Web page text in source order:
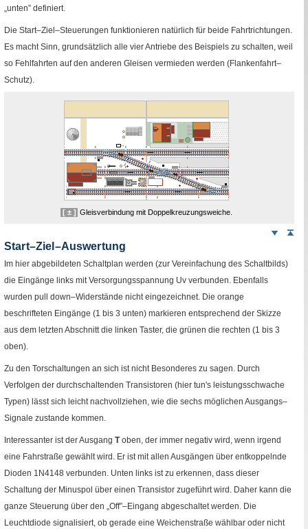
„unten” definiert.
Die Start–Ziel–Steuerungen funktionieren natürlich für beide Fahrtrichtungen.
Es macht Sinn, grundsätzlich alle vier Antriebe des Beispiels zu schalten, weil
so Fehlfahrten auf den anderen Gleisen vermieden werden (Flankenfahrt–
Schutz).
[ ± ] Gleisverbindung mit Doppelkreuzungsweiche.
Weiter
Start–Ziel–Auswertung
Im hier abgebildeten Schaltplan werden (zur Vereinfachung des Schaltbilds)
die Eingänge links mit Versorgungsspannung Uv verbunden. Ebenfalls
wurden pull down–Widerstände nicht eingezeichnet. Die orange
beschrifteten Eingänge (1 bis 3 unten) markieren entsprechend der Skizze
aus dem letzten Abschnitt die linken Taster, die grünen die rechten (1 bis 3
oben).
Zu den Torschaltungen an sich ist nicht Besonderes zu sagen. Durch
Verfolgen der durchschaltenden Transistoren (hier tun's leistungsschwache
Typen) lässt sich leicht nachvollziehen, wie die sechs möglichen Ausgangs–
Signale zustande kommen.
Interessanter ist der Ausgang Toben, der immer negativ wird, wenn irgend
eine Fahrstraße gewählt wird. Er ist mit allen Ausgängen über entkoppelnde
Dioden 1N4148 verbunden. Unten links ist zu erkennen, dass dieser
Schaltung der Minuspol über einen Transistor zugeführt wird. Daher kann die
ganze Steuerung über den „Off”–Eingang abgeschaltet werden. Die
Leuchtdiode signalisiert, ob gerade eine Weichenstraße wählbar oder nicht